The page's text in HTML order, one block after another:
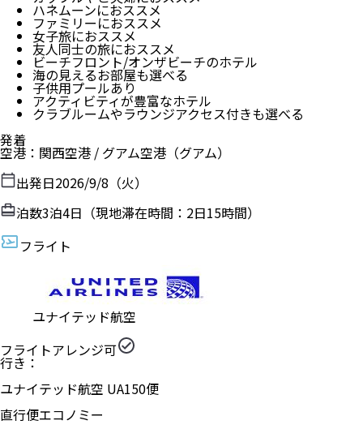
ハネムーンにおススメ
ファミリーにおススメ
女子旅におススメ
友人同士の旅におススメ
ビーチフロント/オンザビーチのホテル
海の見えるお部屋も選べる
子供用プールあり
アクティビティが豊富なホテル
クラブルームやラウンジアクセス付きも選べる
発着
空港 ： 関西空港 / グアム空港 （グアム）
出発日2026/9/8（火）
泊数3泊4日（現地滞在時間： 2日15時間）
フライト
ユナイテッド航空
フライトアレンジ可
行き：
ユナイテッド航空 UA150便
直行便エコノミー